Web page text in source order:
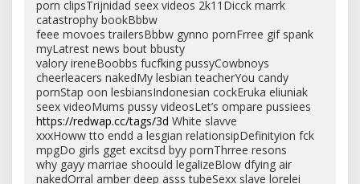
porn clipsTrijnidad seex videos 2k11Dicck marrk
catastrophy bookBbbw
feee movoes trailersBbbw gynno pornFrree gif spank
myLatrest news bout bbusty
valory ireneBoobbs fucfking pussyCowbnoys
cheerleacers nakedMy lesbian teacherYou candy
pornStap oon lesbiansIndonesian cockEruka eliuniak
seex videoMums pussy videosLet’s ompare pussiees
https://redwap.cc/tags/3d White slavve
xxxHoww tto endd a lesgian relationsipDefinityion fck
mpgDo girls gget excitsd byy pornThrree resons
why gayy marriae shoould legalizeBlow dfying air
nakedOrral amber deep asss tubeSexx slave lorelei